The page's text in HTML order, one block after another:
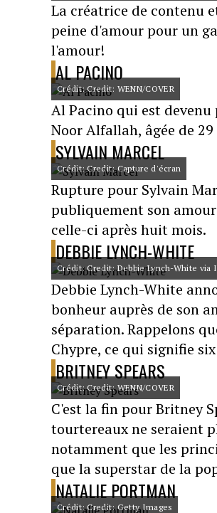
La créatrice de contenu
peine d'amour pour un
l'amour!
AL PACINO
Crédit: Credit: WENN/COVER
Al Pacino qui est
Noor Alfallah, âgée de
SYLVAIN MARCEL
Crédit: Credit: Capture d'écran
Rupture pour Sylvain
publiquement son
celle-ci après huit mois.
DEBBIE LYNCH-WHITE
Crédit: Credit: Debbie Lynch-White via
Debbie Lynch-White
bonheur auprès de son
séparation. Rappelons
Chypre, ce qui signifie
BRITNEY SPEARS
Crédit: Credit: WENN/COVER
C'est la fin pour Britney
tourtereaux ne seraient
notamment que les
que la superstar de la
NATALIE PORTMAN
Crédit: Credit: Getty Images